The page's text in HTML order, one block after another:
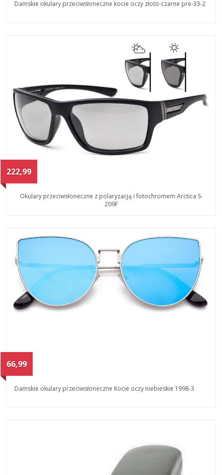
Damskie okulary przeciwsłoneczne kocie oczy złoto-czarne pre-33-2
222,99
Okulary przeciwsłoneczne z polaryzacją i fotochromem Arctica S-
209F
66,99
Damskie okulary przeciwsłoneczne Kocie oczy niebieskie 1998-3